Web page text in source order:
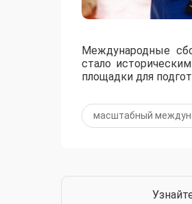
Международные
стало
площадки для
масштабный